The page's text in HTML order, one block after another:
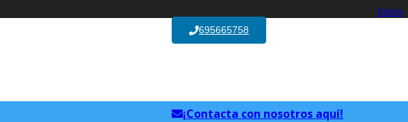
695665758
¡Contacta con nosotros aquí!
Inicio